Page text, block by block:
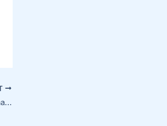
33. Naš svemir i vremenski odmaknut svemir njegove crne kugle